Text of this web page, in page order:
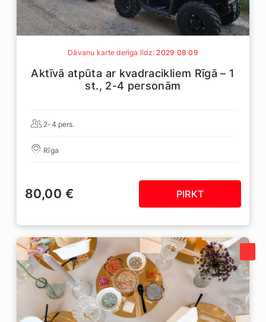
Dāvanu karte derīga līdz:2029 08 09
Aktīvā atpūta ar kvadracikliem Rīgā – 1
st., 2-4 personām
2-4 pers.
Rīga
80,00 € PIRKT